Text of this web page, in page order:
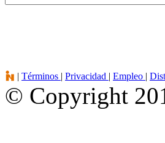
| Términos | Privacidad | Empleo |
© Copyright